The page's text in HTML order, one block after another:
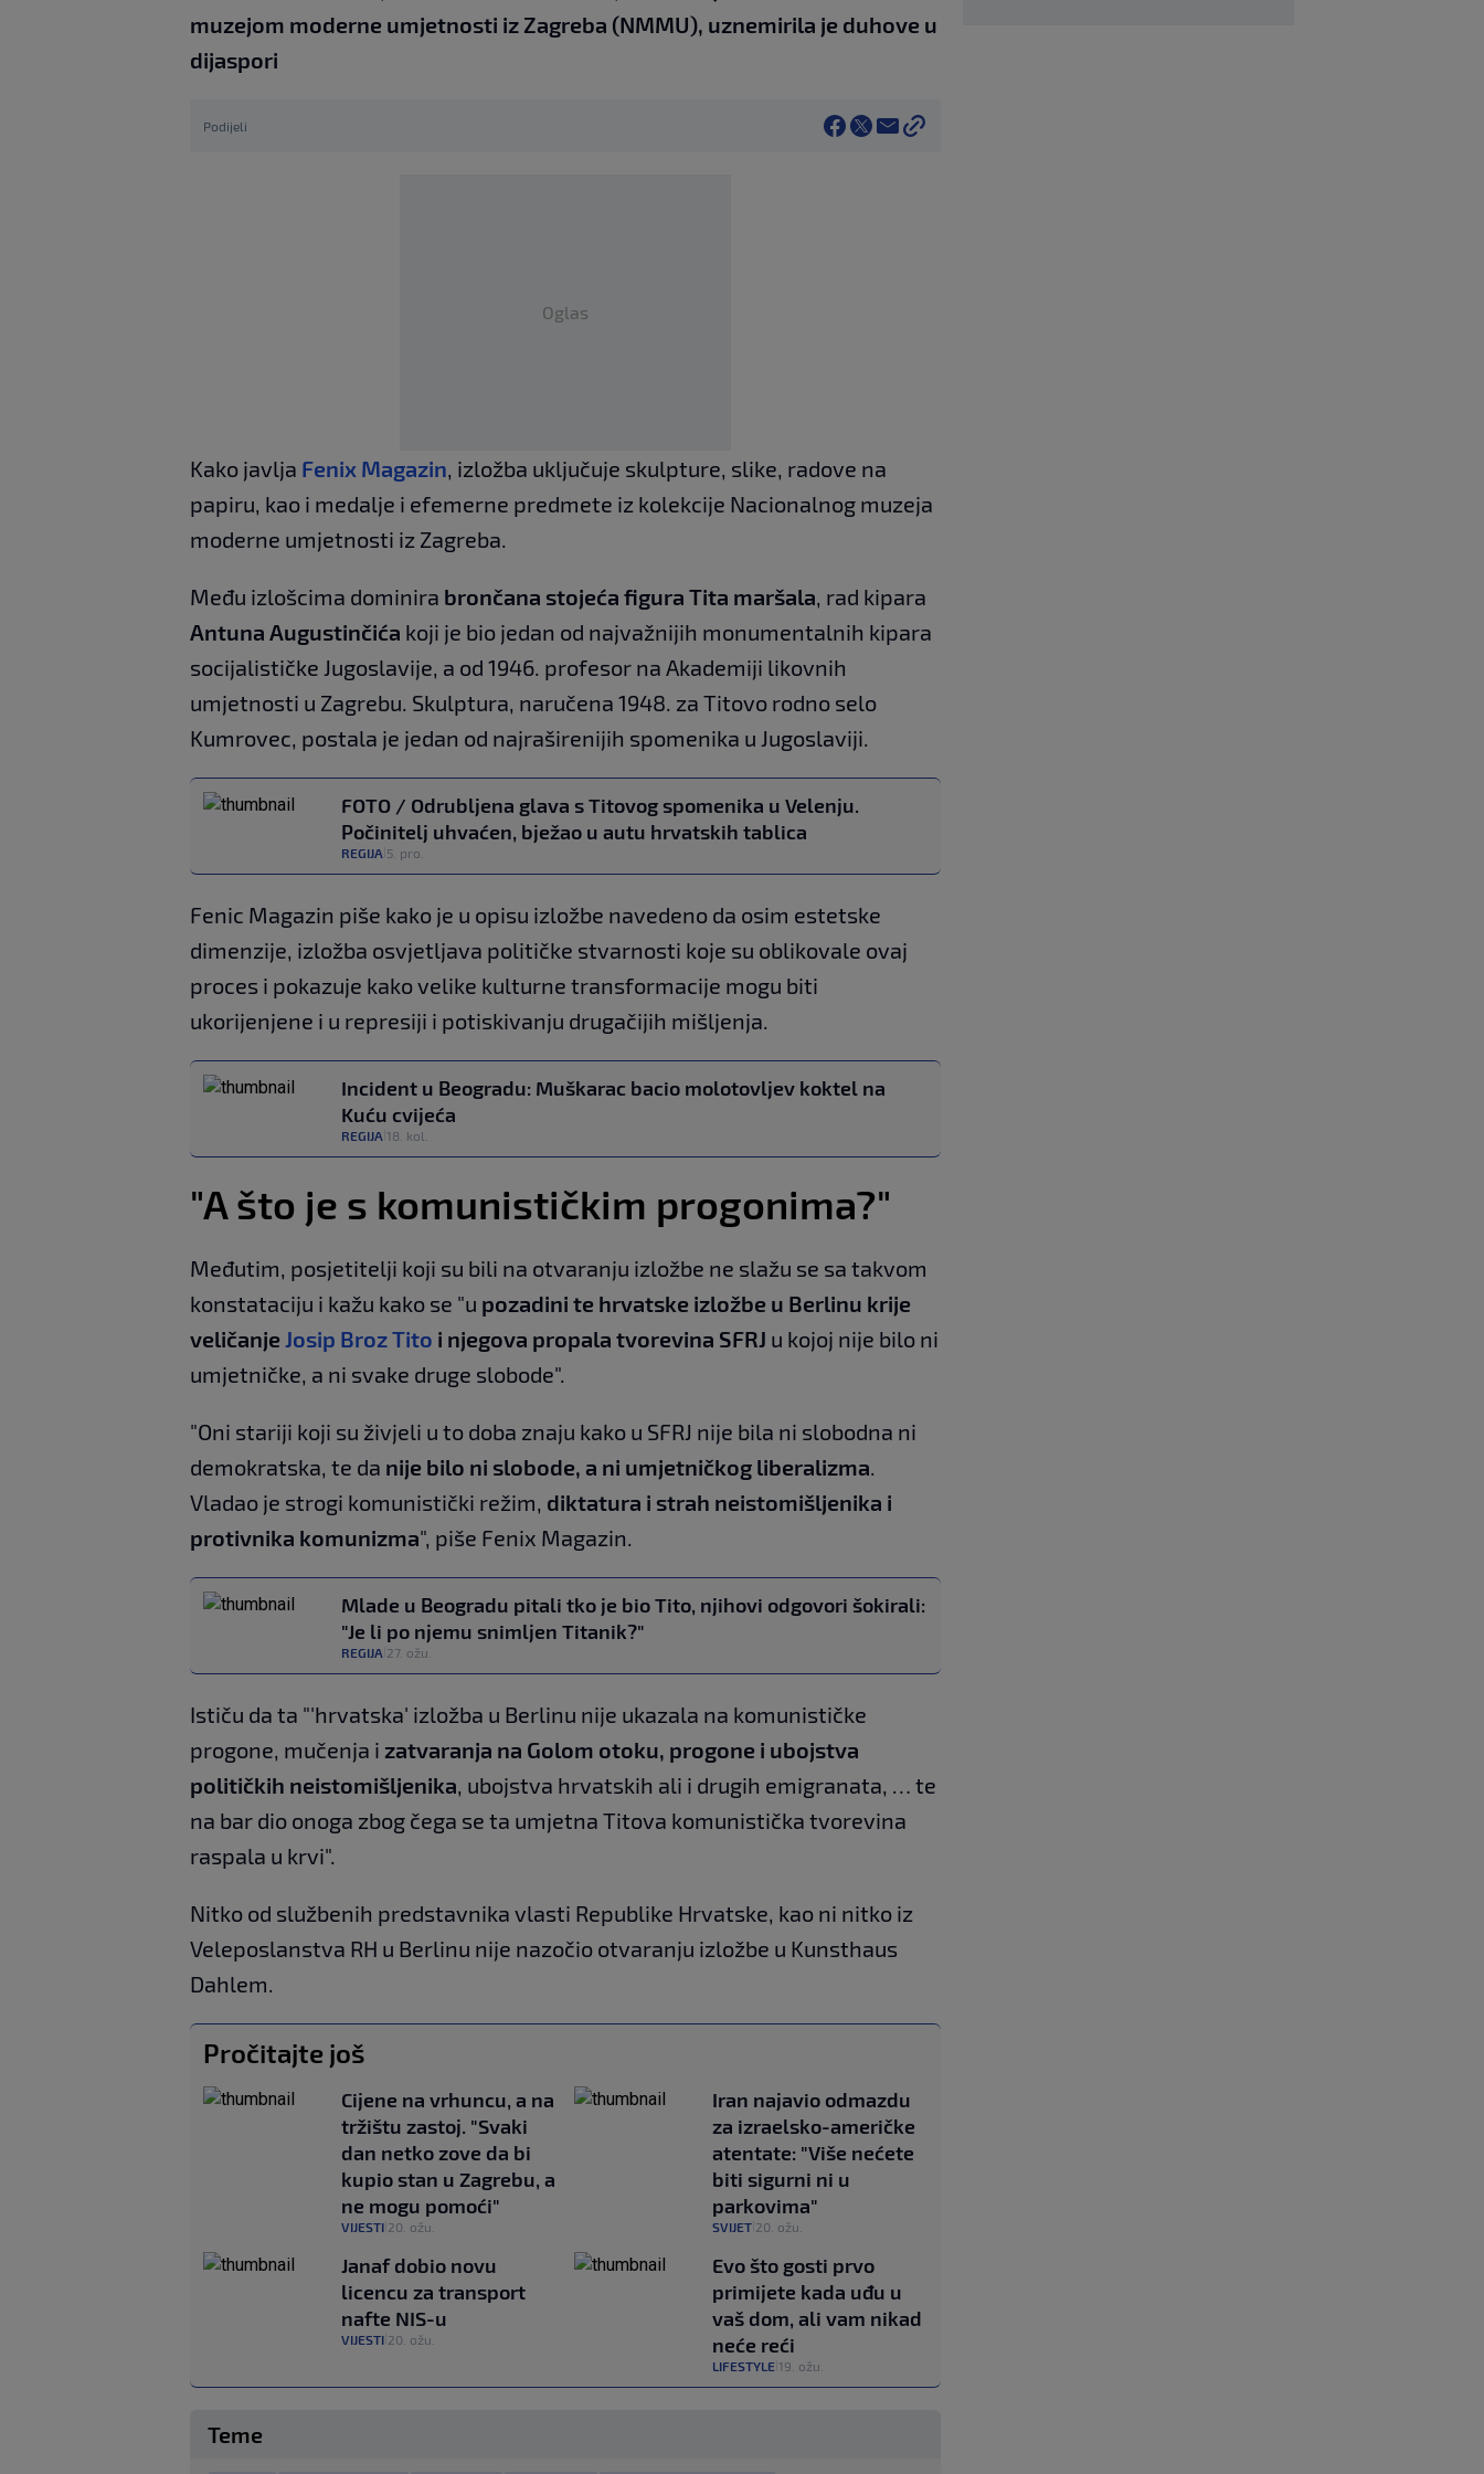
muzejom moderne umjetnosti iz Zagreba (NMMU), uznemirila je duhove u
dijaspori
Podijeli
Oglas
Kako javlja Fenix Magazin, izložba uključuje skulpture, slike, radove na
papiru, kao i medalje i efemerne predmete iz kolekcije Nacionalnog muzeja
moderne umjetnosti iz Zagreba.
Među izlošcima dominira brončana stojeća figura Tita maršala, rad kipara
Antuna Augustinčića koji je bio jedan od najvažnijih monumentalnih kipara
socijalističke Jugoslavije, a od 1946. profesor na Akademiji likovnih
umjetnosti u Zagrebu. Skulptura, naručena 1948. za Titovo rodno selo
Kumrovec, postala je jedan od najraširenijih spomenika u Jugoslaviji.
FOTO / Odrubljena glava s Titovog spomenika u Velenju.
Počinitelj uhvaćen, bježao u autu hrvatskih tablica
REGIJA 5. pro.
Fenic Magazin piše kako je u opisu izložbe navedeno da osim estetske
dimenzije, izložba osvjetljava političke stvarnosti koje su oblikovale ovaj
proces i pokazuje kako velike kulturne transformacije mogu biti
ukorijenjene i u represiji i potiskivanju drugačijih mišljenja.
Incident u Beogradu: Muškarac bacio molotovljev koktel na
Kuću cvijeća
REGIJA 18. kol.
"A što je s komunističkim progonima?"
Međutim, posjetitelji koji su bili na otvaranju izložbe ne slažu se sa takvom
konstataciju i kažu kako se "u pozadini te hrvatske izložbe u Berlinu krije
veličanje Josip Broz Tito i njegova propala tvorevina SFRJ u kojoj nije bilo ni
umjetničke, a ni svake druge slobode".
"Oni stariji koji su živjeli u to doba znaju kako u SFRJ nije bila ni slobodna ni
demokratska, te da nije bilo ni slobode, a ni umjetničkog liberalizma.
Vladao je strogi komunistički režim, diktatura i strah neistomišljenika i
protivnika komunizma", piše Fenix Magazin.
Mlade u Beogradu pitali tko je bio Tito, njihovi odgovori šokirali:
"Je li po njemu snimljen Titanik?"
REGIJA 27. ožu.
Ističu da ta "'hrvatska' izložba u Berlinu nije ukazala na komunističke
progone, mučenja i zatvaranja na Golom otoku, progone i ubojstva
političkih neistomišljenika, ubojstva hrvatskih ali i drugih emigranata, … te
na bar dio onoga zbog čega se ta umjetna Titova komunistička tvorevina
raspala u krvi".
Nitko od službenih predstavnika vlasti Republike Hrvatske, kao ni nitko iz
Veleposlanstva RH u Berlinu nije nazočio otvaranju izložbe u Kunsthaus
Dahlem.
Pročitajte još
Cijene na vrhuncu, a na
tržištu zastoj. "Svaki
dan netko zove da bi
kupio stan u Zagrebu, a
ne mogu pomoći"
VIJESTI 20. ožu.
Iran najavio odmazdu
za izraelsko-američke
atentate: "Više nećete
biti sigurni ni u
parkovima"
SVIJET 20. ožu.
Janaf dobio novu
licencu za transport
nafte NIS-u
VIJESTI 20. ožu.
Evo što gosti prvo
primijete kada uđu u
vaš dom, ali vam nikad
neće reći
LIFESTYLE 19. ožu.
Teme